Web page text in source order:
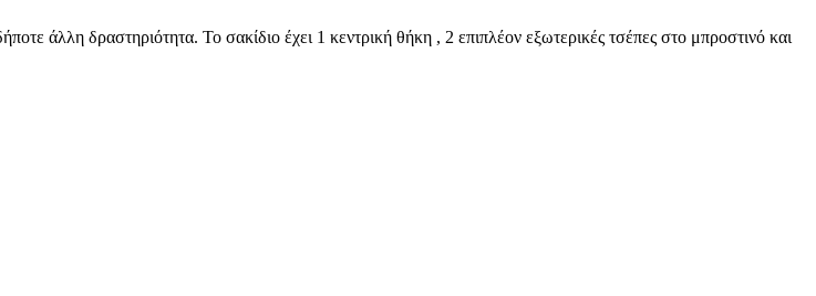
άλλη δραστηριότητα. Το σακίδιο έχει 1 κεντρική θήκη , 2 επιπλέον εξωτερικές τσέπες στο μπροστινό και